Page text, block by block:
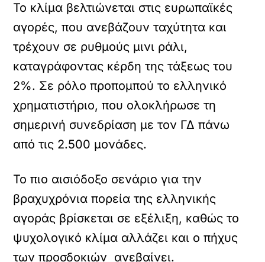
Το κλίμα βελτιώνεται στις ευρωπαϊκές
αγορές, που ανεβάζουν ταχύτητα και
τρέχουν σε ρυθμούς μινι ράλι,
καταγράφοντας κέρδη της τάξεως του
2%. Σε ρόλο προπομπού το ελληνικό
χρηματιστήριο, που ολοκλήρωσε τη
σημερινή συνεδρίαση με τον ΓΔ πάνω
από τις 2.500 μονάδες.
Το πιο αισιόδοξο σενάριο για την
βραχυχρόνια πορεία της ελληνικής
αγοράς βρίσκεται σε εξέλιξη, καθώς το
ψυχολογικό κλίμα αλλάζει και ο πήχυς
των προσδοκιών ανεβαίνει.